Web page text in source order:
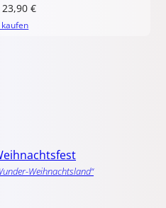
€
Weihnachtsland“